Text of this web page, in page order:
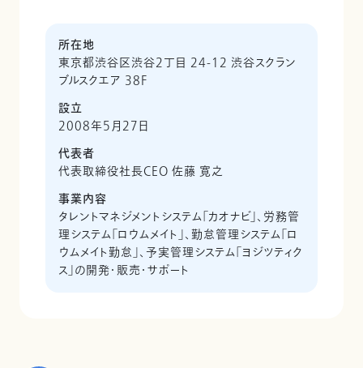
所在地
東京都渋谷区渋谷2丁目 24-12 渋谷スクラン
ブルスクエア 38F
設立
2008年5月27日
代表者
代表取締役社長CEO 佐藤 寛之
事業内容
タレントマネジメントシステム「カオナビ」、労務管
理システム「ロウムメイト」、勤怠管理システム「ロ
ウムメイト勤怠」、予実管理システム「ヨジツティク
ス」の開発・販売・サポート